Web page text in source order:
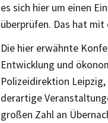
es sich hier um einen
überprüfen. Das hat
Die hier erwähnte
Entwicklung und
Polizeidirektion
derartige
großen Zahl an